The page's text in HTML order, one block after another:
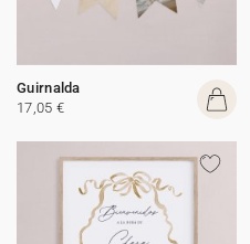
Guirnalda
17,05 €